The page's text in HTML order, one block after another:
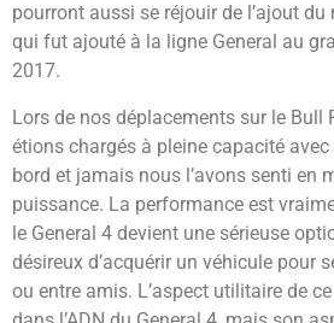
pourront aussi se réjouir de l’ajout
qui fut ajouté à la ligne General au
2017.
Lors de nos déplacements sur le Bull
étions chargés à pleine capacité
bord et jamais nous l’avons senti en
puissance. La performance est
le General 4 devient une sérieuse
désireux d’acquérir un véhicule pour
ou entre amis. L’aspect utilitaire de